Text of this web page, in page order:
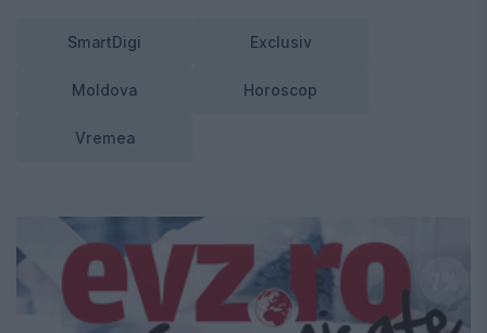
SmartDigi Exclusiv
Moldova Horoscop
Vremea